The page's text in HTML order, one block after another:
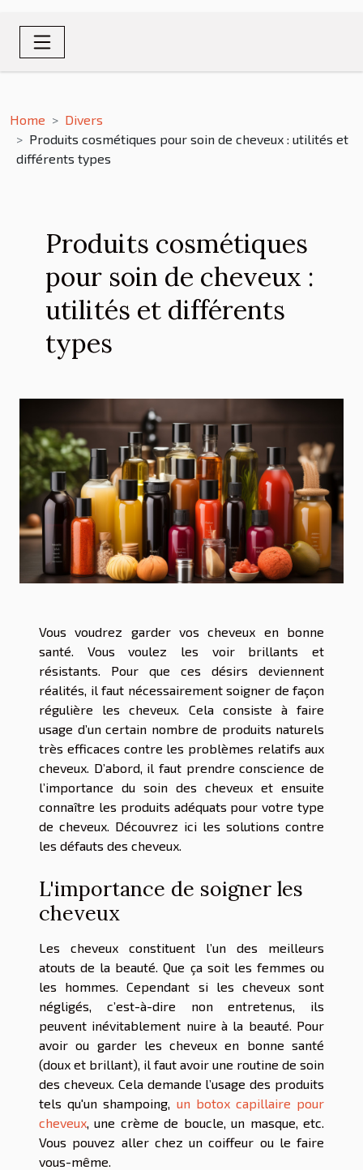
Home
Divers
Produits cosmétiques pour soin de cheveux : utilités et
différents types
Produits cosmétiques
pour soin de cheveux :
utilités et différents
types
Vous voudrez garder vos cheveux en bonne
santé. Vous voulez les voir brillants et
résistants. Pour que ces désirs deviennent
réalités, il faut nécessairement soigner de façon
régulière les cheveux. Cela consiste à faire
usage d’un certain nombre de produits naturels
très efficaces contre les problèmes relatifs aux
cheveux. D’abord, il faut prendre conscience de
l’importance du soin des cheveux et ensuite
connaître les produits adéquats pour votre type
de cheveux. Découvrez ici les solutions contre
les défauts des cheveux.
L'importance de soigner les
cheveux
Les cheveux constituent l’un des meilleurs
atouts de la beauté. Que ça soit les femmes ou
les hommes. Cependant si les cheveux sont
négligés, c’est-à-dire non entretenus, ils
peuvent inévitablement nuire à la beauté. Pour
avoir ou garder les cheveux en bonne santé
(doux et brillant), il faut avoir une routine de soin
des cheveux. Cela demande l’usage des produits
tels qu'un shampoing, un botox capillaire pour
cheveux , une crème de boucle, un masque, etc.
Vous pouvez aller chez un coiffeur ou le faire
vous-même.